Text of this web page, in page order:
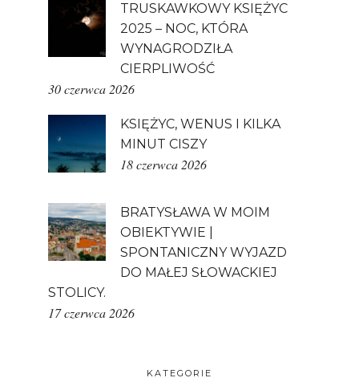
TRUSKAWKOWY KSIĘŻYC
2025 – NOC, KTÓRA
WYNAGRODZIŁA
CIERPLIWOŚĆ
30 czerwca 2026
KSIĘŻYC, WENUS I KILKA
MINUT CISZY
18 czerwca 2026
BRATYSŁAWA W MOIM
OBIEKTYWIE |
SPONTANICZNY WYJAZD
DO MAŁEJ SŁOWACKIEJ
STOLICY.
17 czerwca 2026
KATEGORIE